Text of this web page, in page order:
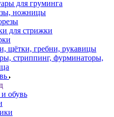
для груминга
ножницы
для стрижки
щётки, гребни, рукавицы
стриппинг, фурминаторы,
обувь